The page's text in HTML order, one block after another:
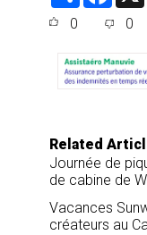
e
o
o
k
0 0
Related
Journée de
de cabine de
Vacances
créateurs au